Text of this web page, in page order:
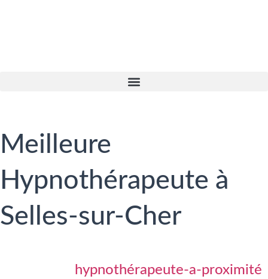
Meilleure
Hypnothérapeute à
Selles-sur-Cher
hypnothérapeute-a-proximité